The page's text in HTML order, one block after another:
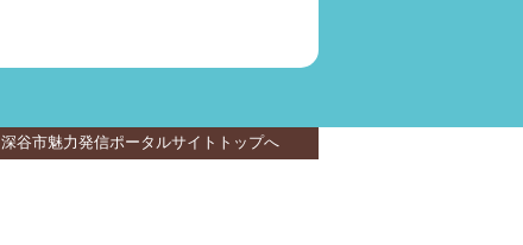
深谷市魅力発信ポータルサイトトップへ